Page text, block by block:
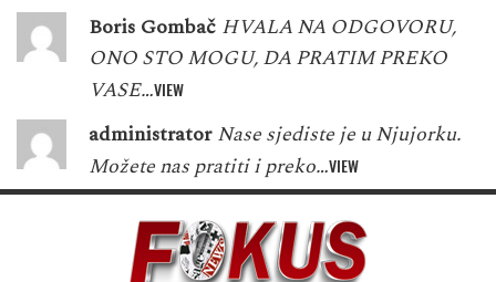
Boris Gombač HVALA NA ODGOVORU,
ONO STO MOGU, DA PRATIM PREKO
VASE…VIEW
administrator Nase sjediste je u Njujorku.
Možete nas pratiti i preko…VIEW